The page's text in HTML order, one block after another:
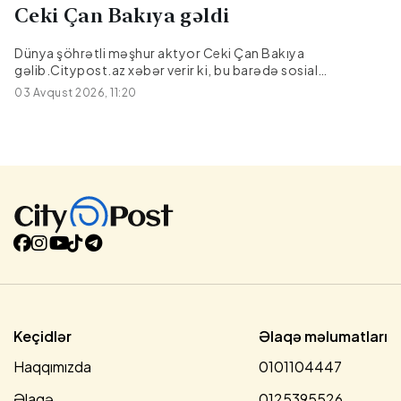
Ceki Çan Bakıya gəldi
Dünya şöhrətli məşhur aktyor Ceki Çan Bakıya
gəlib.Citypost.az xəbər verir ki, bu barədə sosial
şəbəkələrdə məlumat yayılıb.O, Bakıya film çəkilişi üçün
gəlib.|Kult.az
03 Avqust 2026, 11:20
Keçidlər
Haqqımızda
Əlaqə məlumatları
0101104447